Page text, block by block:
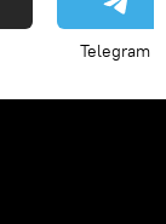
Telegram